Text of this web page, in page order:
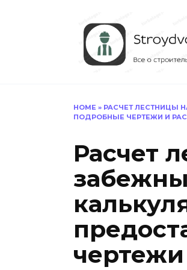
HOME » РАСЧЕТ ЛЕСТНИЦЫ
ПОДРОБНЫЕ ЧЕРТЕЖИ И
Расчет